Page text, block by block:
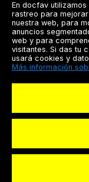
Docfav
©
En docfav
rastreo para
nuestra web, para
anuncios
web y para
visitantes. Si das tu
usará cookies y
Más información